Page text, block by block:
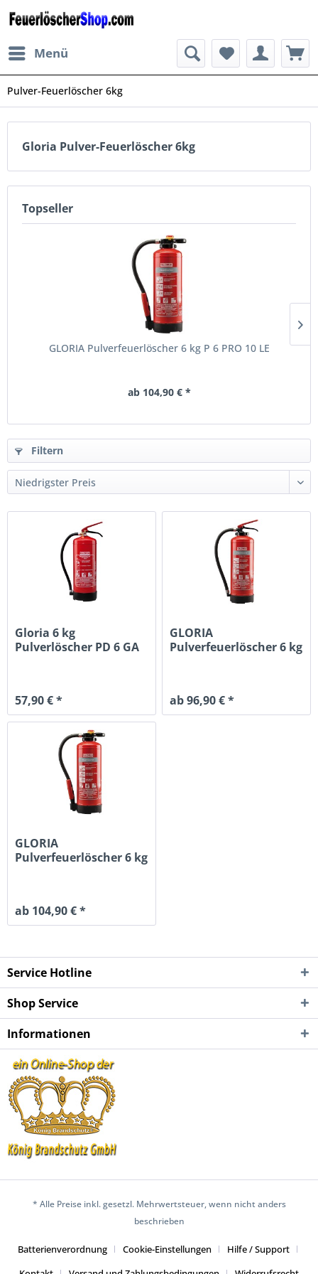
Menü
Pulver-Feuerlöscher 6kg
Gloria Pulver-Feuerlöscher 6kg
Topseller
GLORIA Pulverfeuerlöscher 6 kg P 6 PRO 10 LE
ab 104,90 € *
Filtern
Gloria 6 kg
Pulverlöscher PD 6 GA
57,90 € *
GLORIA
Pulverfeuerlöscher 6 kg
ab 96,90 € *
GLORIA
Pulverfeuerlöscher 6 kg
ab 104,90 € *
Service Hotline
Shop Service
Informationen
* Alle Preise inkl. gesetzl. Mehrwertsteuer, wenn nicht anders
beschrieben
Batterienverordnung Cookie-Einstellungen
Hilfe / Support